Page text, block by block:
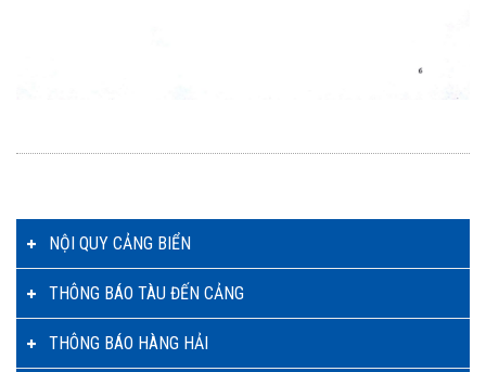
NỘI QUY CẢNG BIỂN
THÔNG BÁO TÀU ĐẾN CẢNG
THÔNG BÁO HÀNG HẢI